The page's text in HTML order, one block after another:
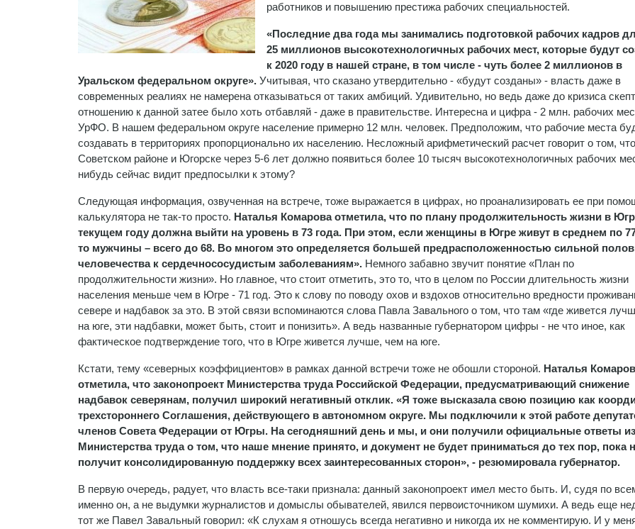
работников и повышению престижа рабочих специальностей.
«Последние два года мы занимались подготовкой рабочих кадров
25 миллионов высокотехнологичных рабочих мест, которые будут
к 2020 году в нашей стране, в том числе - чуть более 2 миллионов в
Уральском федеральном округе». Учитывая, что сказано утвердительно - «будут созданы» - власть даже в
современных реалиях не намерена отказываться от таких амбиций. Удивительно, но ведь даже до кризиса
отношению к данной затее было хоть отбавляй - даже в правительстве. Интересна и цифра - 2 млн. рабочих
УрФО. В нашем федеральном округе население примерно 12 млн. человек. Предположим, что рабочие места
создавать в территориях пропорционально их населению. Несложный арифметический расчет говорит о том,
Советском районе и Югорске через 5-6 лет должно появиться более 10 тысяч высокотехнологичных рабочих
нибудь сейчас видит предпосылки к этому?
Следующая информация, озвученная на встрече, тоже выражается в цифрах, но проанализировать ее при
калькулятора не так-то просто. Наталья Комарова отметила, что по плану продолжительность жизни в
текущем году должна выйти на уровень в 73 года. При этом, если женщины в Югре живут в среднем по
то мужчины – всего до 68. Во многом это определяется большей предрасположенностью сильной
человечества к сердечнососудистым заболеваниям». Немного забавно звучит понятие «План по
продолжительности жизни». Но главное, что стоит отметить, это то, что в целом по России длительность жизни
населения меньше чем в Югре - 71 год. Это к слову по поводу охов и вздохов относительно вредности
севере и надбавок за это. В этой связи вспоминаются слова Павла Завального о том, что там «где живется
на юге, эти надбавки, может быть, стоит и понизить». А ведь названные губернатором цифры - не что иное, как
фактическое подтверждение того, что в Югре живется лучше, чем на юге.
Кстати, тему «северных коэффициентов» в рамках данной встречи тоже не обошли стороной. Наталья
отметила, что законопроект Министерства труда Российской Федерации, предусматривающий снижение
надбавок северянам, получил широкий негативный отклик. «Я тоже высказала свою позицию как
трехстороннего Соглашения, действующего в автономном округе. Мы подключили к этой работе
членов Совета Федерации от Югры. На сегодняшний день и мы, и они получили официальные ответы из
Министерства труда о том, что наше мнение принято, и документ не будет приниматься до тех пор, пока
получит консолидированную поддержку всех заинтересованных сторон», - резюмировала губернатор.
В первую очередь, радует, что власть все-таки признала: данный законопроект имел место быть. И, судя по
именно он, а не выдумки журналистов и домыслы обывателей, явился первоисточником шумихи. А ведь еще
тот же Павел Завальный говорил: «К слухам я отношусь всегда негативно и никогда их не комментирую. И у